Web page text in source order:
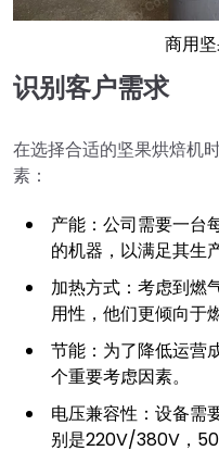
商用
识别客户需求
在选择合适的坚果烘焙机
素：
产能：公司需要一台
的机器，以满足其生
加热方式：考虑到燃
用性，他们更倾向于
节能：为了降低运营
个重要考虑因素。
电压兼容性：设备需
别是220V/380V，